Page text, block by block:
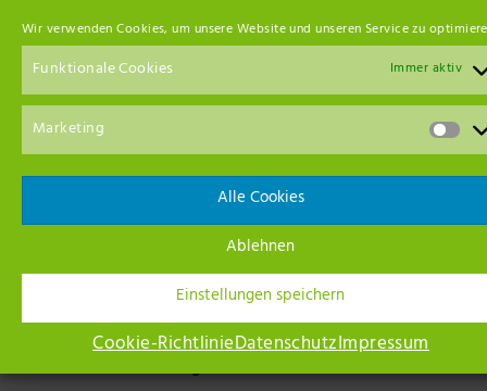
Wir verwenden Cookies, um unsere Website und unseren Service zu
Funktionale Cookies Immer aktiv
Marketing
Alle Cookies
Ablehnen
Einstellungen speichern
Cookie-RichtlinieDatenschutzImpressum
Ihr Netzwerk in der Region